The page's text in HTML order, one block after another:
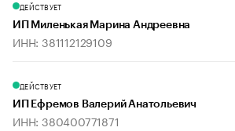
ДЕЙСТВУЕТ
ИП Миленькая Марина Андреевна
ИНН: 381112129109
ДЕЙСТВУЕТ
ИП Ефремов Валерий Анатольевич
ИНН: 380400771871